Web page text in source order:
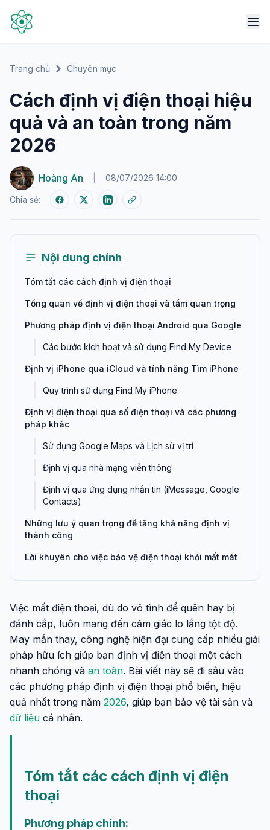
Trang chủ Chuyên mục
Cách định vị điện thoại hiệu
quả và an toàn trong năm
2026
Hoàng An 08/07/2026 14:00
Chia sẻ:
Nội dung chính
Tóm tắt các cách định vị điện thoại
Tổng quan về định vị điện thoại và tầm quan trọng
Phương pháp định vị điện thoại Android qua Google
Các bước kích hoạt và sử dụng Find My Device
Định vị iPhone qua iCloud và tính năng Tìm iPhone
Quy trình sử dụng Find My iPhone
Định vị điện thoại qua số điện thoại và các phương
pháp khác
Sử dụng Google Maps và Lịch sử vị trí
Định vị qua nhà mạng viễn thông
Định vị qua ứng dụng nhắn tin (iMessage, Google
Contacts)
Những lưu ý quan trọng để tăng khả năng định vị
thành công
Lời khuyên cho việc bảo vệ điện thoại khỏi mất mát
Việc mất điện thoại, dù do vô tình để quên hay bị
đánh cắp, luôn mang đến cảm giác lo lắng tột độ.
May mắn thay, công nghệ hiện đại cung cấp nhiều giải
pháp hữu ích giúp bạn định vị điện thoại một cách
nhanh chóng và an toàn. Bài viết này sẽ đi sâu vào
các phương pháp định vị điện thoại phổ biến, hiệu
quả nhất trong năm 2026, giúp bạn bảo vệ tài sản và
dữ liệu cá nhân.
Tóm tắt các cách định vị điện
thoại
Phương pháp chính: